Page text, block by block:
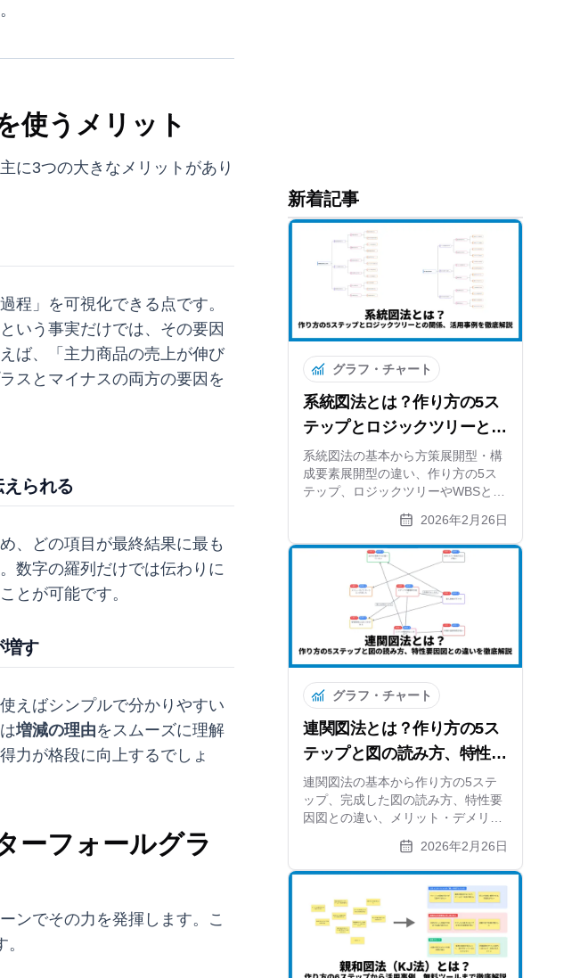
使うメリット
に3つの大きなメリットがあり
程」を可視化できる点です。
いう事実だけでは、その要因
ば、「主力商品の売上が伸び
スとマイナスの両方の要因を
られる
、どの項目が最終結果に最も
数字の羅列だけでは伝わりに
とが可能です。
増す
えばシンプルで分かりやすい
増減の理由をスムーズに理解
力が格段に向上するでしょ
ーフォールグラ
ンでその力を発揮します。こ
新着記事
グラフ・チャート
系統図法とは？作り方の5ス
テップとロジックツリーとの
関係、活用事例を徹底解説
系統図法の基本から方策展開型・構
成要素展開型の違い、作り方の5ス
テップ、ロジックツリーやWBSとの
関係まで解説。目的から具体策を導
くコツと無料ツールも紹介します
2026年2月26日
グラフ・チャート
連関図法とは？作り方の5ス
テップと図の読み方、特性要
因図との違いを徹底解説
連関図法の基本から作り方の5ステ
ップ、完成した図の読み方、特性要
因図との違い、メリット・デメリッ
特定する方法と無料ツールも紹介し
ます。
2026年2月26日